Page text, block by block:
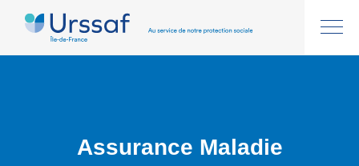
Assurance Maladie